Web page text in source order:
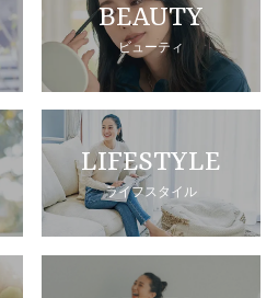
BEAUTY
ビューティ
LIFESTYLE
ライフスタイル